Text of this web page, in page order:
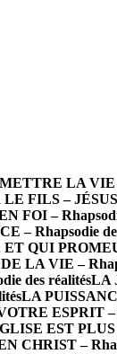
LA VIE
FILS –
FOI –
– Rhapsodie
QUI
LA VIE –
des réalitésLA
LA
ESPRIT –
EST
CHRIST –